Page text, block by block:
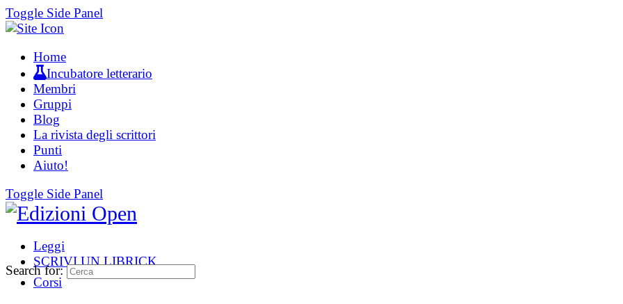
Toggle Side Panel
Home
Incubatore letterario
Membri
Gruppi
Blog
La rivista degli scrittori
Punti
Aiuto!
Toggle Side Panel
Leggi
SCRIVI UN LIBRICK
Corsi
Search for: